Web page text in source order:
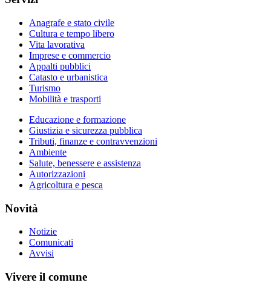
Anagrafe e stato civile
Cultura e tempo libero
Vita lavorativa
Imprese e commercio
Appalti pubblici
Catasto e urbanistica
Turismo
Mobilità e trasporti
Educazione e formazione
Giustizia e sicurezza pubblica
Tributi, finanze e contravvenzioni
Ambiente
Salute, benessere e assistenza
Autorizzazioni
Agricoltura e pesca
Novità
Notizie
Comunicati
Avvisi
Vivere il comune